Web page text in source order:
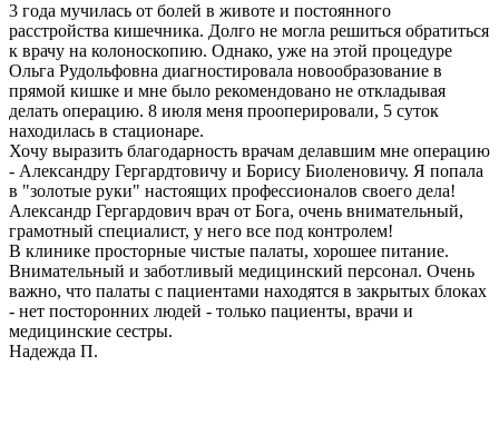
3 года мучилась от болей в животе и постоянного
расстройства кишечника. Долго не могла решиться обратиться
к врачу на колоноскопию. Однако, уже на этой процедуре
Ольга Рудольфовна диагностировала новообразование в
прямой кишке и мне было рекомендовано не откладывая
делать операцию. 8 июля меня прооперировали, 5 суток
находилась в стационаре.
Хочу выразить благодарность врачам делавшим мне операцию
- Александру Гергардтовичу и Борису Биоленовичу. Я попала
в "золотые руки" настоящих профессионалов своего дела!
Александр Гергардович врач от Бога, очень внимательный,
грамотный специалист, у него все под контролем!
В клинике просторные чистые палаты, хорошее питание.
Внимательный и заботливый медицинский персонал. Очень
важно, что палаты с пациентами находятся в закрытых блоках
- нет посторонних людей - только пациенты, врачи и
медицинские сестры.
Надежда П.